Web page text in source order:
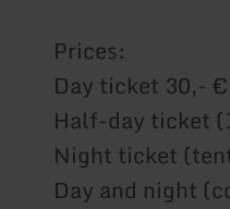
Prices:
Day ticket 30,- €
Half-day ticket
Night ticket
Day and night